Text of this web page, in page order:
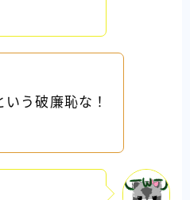
いう破廉恥な！